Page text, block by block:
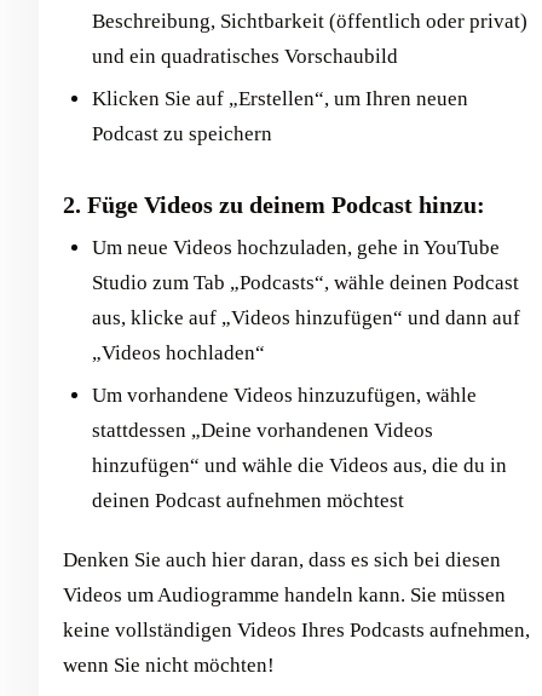
Beschreibung, Sichtbarkeit (öffentlich oder privat)
und ein quadratisches Vorschaubild
Klicken Sie auf „Erstellen“, um Ihren neuen
Podcast zu speichern
2. Füge Videos zu deinem Podcast hinzu:
Um neue Videos hochzuladen, gehe in YouTube
Studio zum Tab „Podcasts“, wähle deinen Podcast
aus, klicke auf „Videos hinzufügen“ und dann auf
„Videos hochladen“
Um vorhandene Videos hinzuzufügen, wähle
stattdessen „Deine vorhandenen Videos
hinzufügen“ und wähle die Videos aus, die du in
deinen Podcast aufnehmen möchtest
Denken Sie auch hier daran, dass es sich bei diesen
Videos um Audiogramme handeln kann. Sie müssen
keine vollständigen Videos Ihres Podcasts aufnehmen,
wenn Sie nicht möchten!